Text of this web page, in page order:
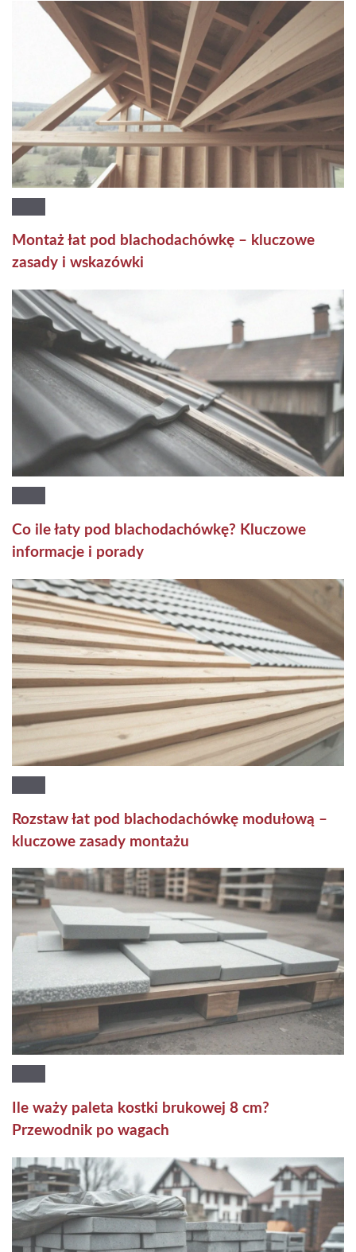
Montaż łat pod blachodachówkę – kluczowe
zasady i wskazówki
Co ile łaty pod blachodachówkę? Kluczowe
informacje i porady
Rozstaw łat pod blachodachówkę modułową –
kluczowe zasady montażu
Ile waży paleta kostki brukowej 8 cm?
Przewodnik po wagach